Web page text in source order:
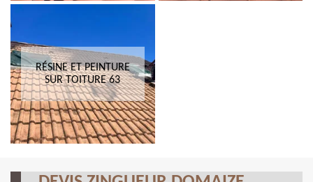
RÉSINE ET PEINTURE
SUR TOITURE 63